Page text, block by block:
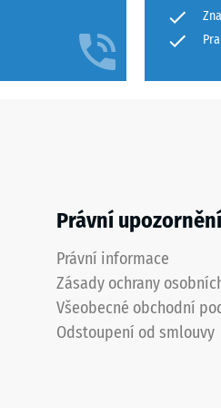
Odolnost proti oděru –
Propustnost vody (EN
Protiskluznost (EN 16165) –
tlaku
-
Hodnota
škály
5
Právní upozornění
Právní informace
Zásady ochrany
Všeobecné obchodní
Odstoupení od smlouvy